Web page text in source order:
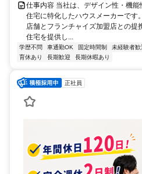
仕事内容 当社は、デザイン性・機
住宅に特化したハウスメーカーです
店舗とフランチャイズ加盟店との提
住宅を提供し...
学歴不問 車通勤OK 固定時間制 未経験者歓
育休あり
長期歓迎 長期休暇あり
正社員